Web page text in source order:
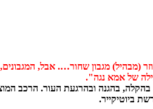
(מבהיל) מגבון שחור…. אבל,
של אמא נגה".